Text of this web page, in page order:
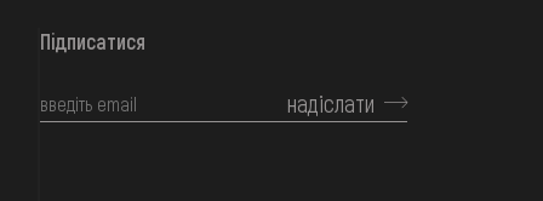
Підписатися
надіслати